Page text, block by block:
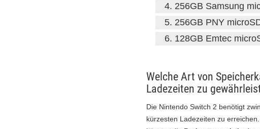
256GB Samsung
256GB PNY
128GB Emtec
Welche Art von
Ladezeiten zu
Die Nintendo Switch 2 benötigt
kürzesten Ladezeiten zu